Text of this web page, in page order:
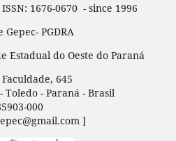
1676-0670 - since 1996
PGDRA
Estadual do Oeste do Paraná
645
Toledo - Paraná - Brasil
000
]